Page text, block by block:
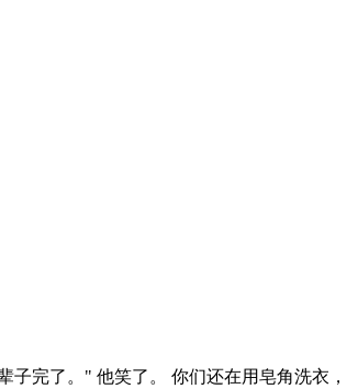
子完了。" 他笑了。 你们还在用皂角洗衣，